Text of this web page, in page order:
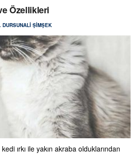
Özellikleri
DURSUNALI ŞIMŞEK
ırkı ile yakın akraba olduklarından